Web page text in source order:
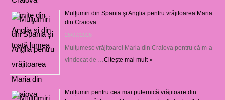
Mulţumiri din Spania şi Anglia pentru vrăjitoarea Maria
din Craiova
28/07/2026
Mulţumesc vrăjitoarei Maria din Craiova pentru că m-a
vindecat de … Citește mai mult »
Mulțumiri pentru cea mai puternică vrăjitoare din